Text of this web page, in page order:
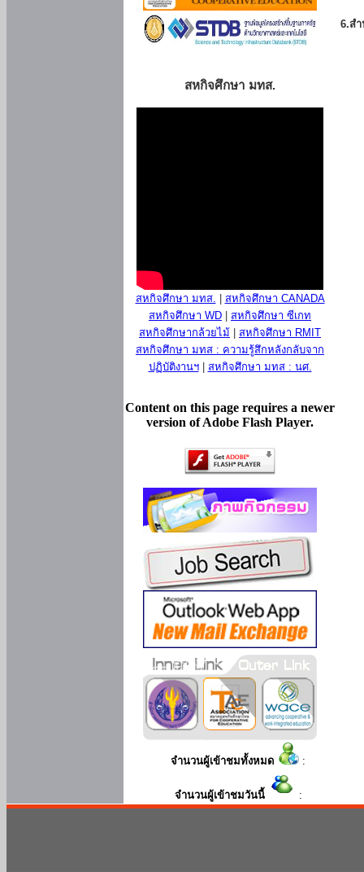
สหกิจศึกษา มทส.
สหกิจศึกษา มทส.
สหกิจศึกษา CANADA
สหกิจศึกษา WD
สหกิจศึกษา ซีเกท
สหกิจศึกษากล้วยไม้
สหกิจศึกษา RMIT
สหกิจศึกษา มทส : ความรู้สึกหลังกลับจาก
ปฏิบัติงานฯ| สหกิจศึกษา มทส : นศ.
Content on this page requires a newer
version of Adobe Flash Player.
จำนวนผู้เข้าชมทั้งหมด :
จำนวนผู้เข้าชมวันนี้ :
6.ส